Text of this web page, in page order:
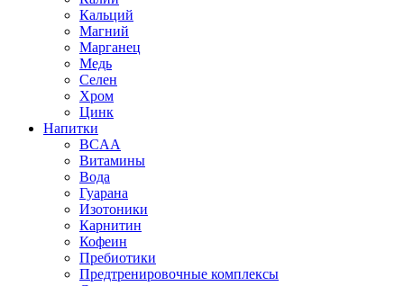
Кальций
Магний
Марганец
Медь
Селен
Хром
Цинк
Напитки
BCAA
Витамины
Вода
Гуарана
Изотоники
Карнитин
Кофеин
Пребиотики
Предтренировочные комплексы